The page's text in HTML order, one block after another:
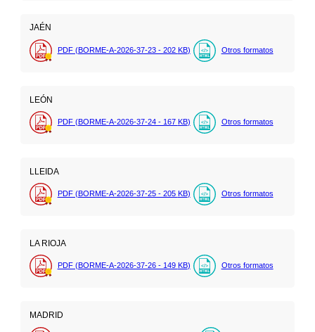
JAÉN
PDF (BORME-A-2026-37-23 - 202 KB) Otros formatos
LEÓN
PDF (BORME-A-2026-37-24 - 167 KB) Otros formatos
LLEIDA
PDF (BORME-A-2026-37-25 - 205 KB) Otros formatos
LA RIOJA
PDF (BORME-A-2026-37-26 - 149 KB) Otros formatos
MADRID